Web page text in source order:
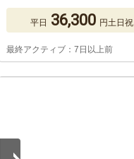
平日 36,300 円土日祝
最終アクティブ：7日以上前